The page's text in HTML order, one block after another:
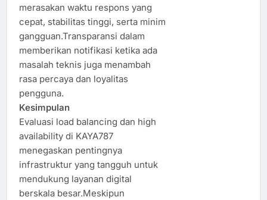
merasakan waktu respons yang
cepat, stabilitas tinggi, serta minim
gangguan.Transparansi dalam
memberikan notifikasi ketika ada
masalah teknis juga menambah
rasa percaya dan loyalitas
pengguna.
Kesimpulan
Evaluasi load balancing dan high
availability di KAYA787
menegaskan pentingnya
infrastruktur yang tangguh untuk
mendukung layanan digital
berskala besar.Meskipun